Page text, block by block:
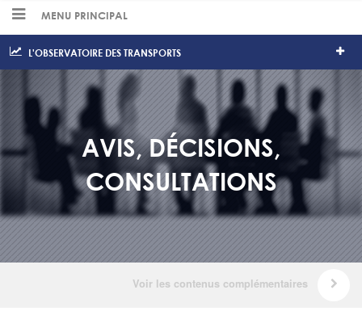
MENU PRINCIPAL
L'OBSERVATOIRE DES TRANSPORTS
AVIS, DÉCISIONS,
CONSULTATIONS